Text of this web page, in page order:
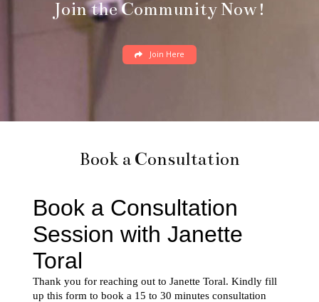
Join the Community Now!
Join Here
Book a Consultation